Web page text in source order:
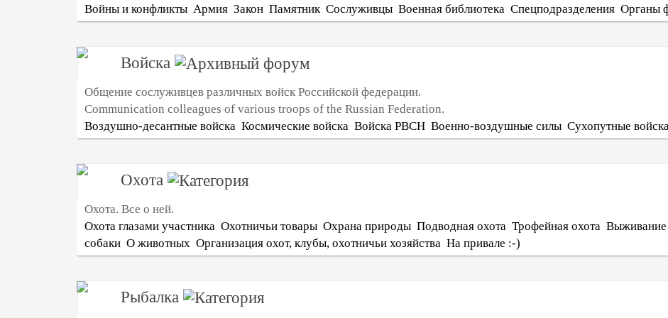
Войны и конфликты Армия Закон Памятник Сослуживцы Военная библиотека Спецподразделения Органы
Войска
Общение сослуживцев различных войск Российской федерации.
Communication colleagues of various troops of the Russian Federation.
Воздушно-десантные войска Космические войска Войска РВСН Военно-воздушные силы Сухопутные
Охота
Охота. Все о ней.
Охота глазами участника Охотничьи товары Охрана природы Подводная охота Трофейная охота Выживание
собаки О животных Организация охот, клубы, охотничьи хозяйства На привале :-)
Рыбалка